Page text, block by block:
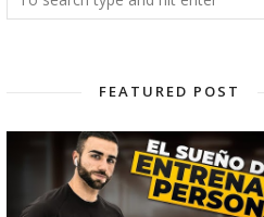
FEATURED POST